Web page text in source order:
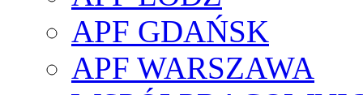
APF GDAŃSK
APF WARSZAWA